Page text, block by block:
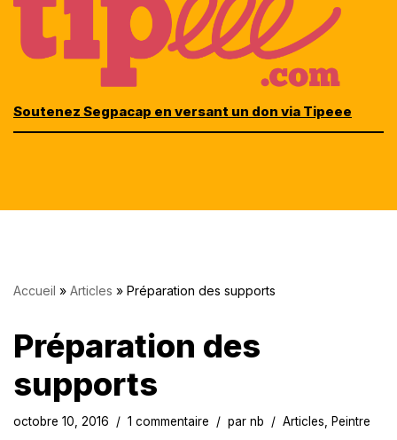
Soutenez Segpacap en versant un don via Tipeee
Accueil » Articles » Préparation des supports
Préparation des
supports
octobre 10, 2016 1 commentaire par nb Articles Peintre